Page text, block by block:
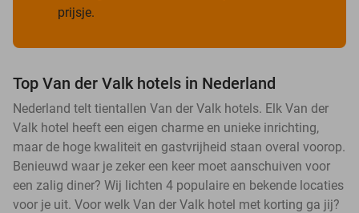
prijsje.
Top Van der Valk hotels in Nederland
Nederland telt tientallen Van der Valk hotels. Elk Van der
Valk hotel heeft een eigen charme en unieke inrichting,
maar de hoge kwaliteit en gastvrijheid staan overal voorop.
Benieuwd waar je zeker een keer moet aanschuiven voor
een zalig diner? Wij lichten 4 populaire en bekende locaties
voor je uit. Voor welk Van der Valk hotel met korting ga jij?